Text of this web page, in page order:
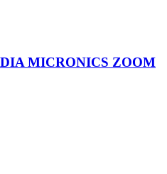
MICRONICS ZOOM